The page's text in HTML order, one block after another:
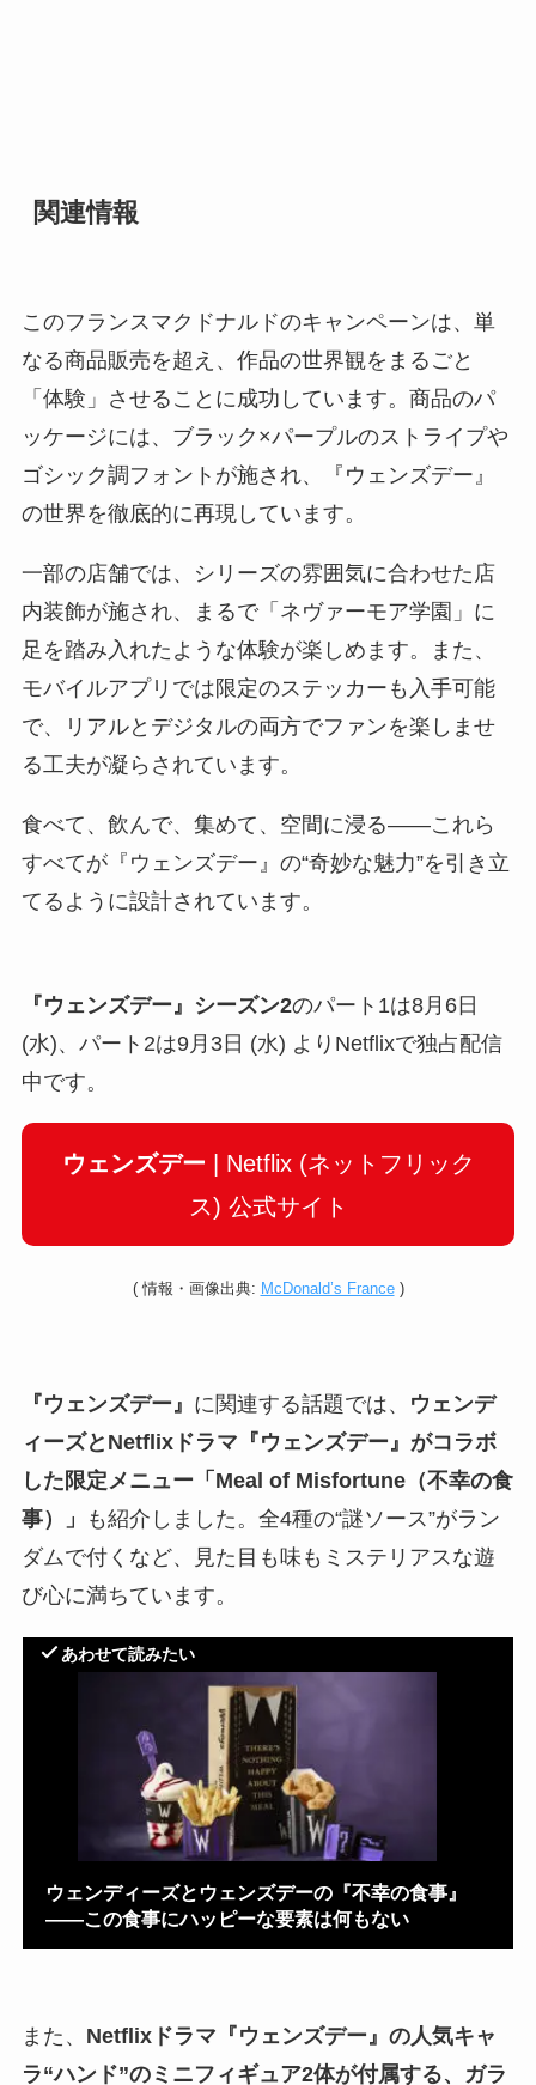
関連情報
このフランスマクドナルドのキャンペーンは、単
なる商品販売を超え、作品の世界観をまるごと
「体験」させることに成功しています。商品のパ
ッケージには、ブラック×パープルのストライプや
ゴシック調フォントが施され、『ウェンズデー』
の世界を徹底的に再現しています。
一部の店舗では、シリーズの雰囲気に合わせた店
内装飾が施され、まるで「ネヴァーモア学園」に
足を踏み入れたような体験が楽しめます。また、
モバイルアプリでは限定のステッカーも入手可能
で、リアルとデジタルの両方でファンを楽しませ
る工夫が凝らされています。
食べて、飲んで、集めて、空間に浸る——これら
すべてが『ウェンズデー』の“奇妙な魅力”を引き立
てるように設計されています。
『ウェンズデー』シーズン2のパート1は8月6日
(水)、パート2は9月3日 (水) よりNetflixで独占配信
中です。
ウェンズデー | Netflix (ネットフリック
ス) 公式サイト
(情報・ 画像出典: McDonald’s France)
『ウェンズデー』 に関連する話題では、
ウェンデ
ィーズとNetflixドラマ『ウェンズデー』がコラボ
した限定メニュー 「Meal of Misfortune（不幸の食
事）」
も紹介しました。全4種の“謎ソース”がラン
ダムで付くなど、見た目も味もミステリアスな遊
び心に満ちています。
あわせて読みたい
ウェンディーズとウェンズデーの『不幸の食事』
——この食事にハッピーな要素は何もない
また、 Netflixドラマ 『ウェンズデー』の人気キャ
ラ“ハンド”のミニフィギュア2体が付属する、ガラ